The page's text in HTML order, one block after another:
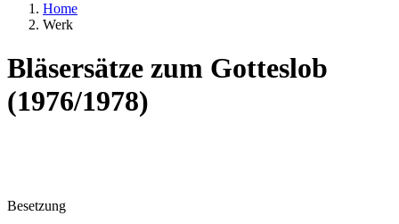
Home
Werk
Bläsersätze zum Gotteslob
(1976/1978)
Besetzung